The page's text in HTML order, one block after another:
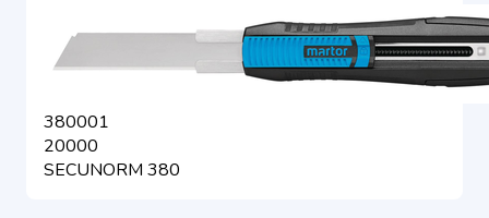
380001
20000
SECUNORM 380